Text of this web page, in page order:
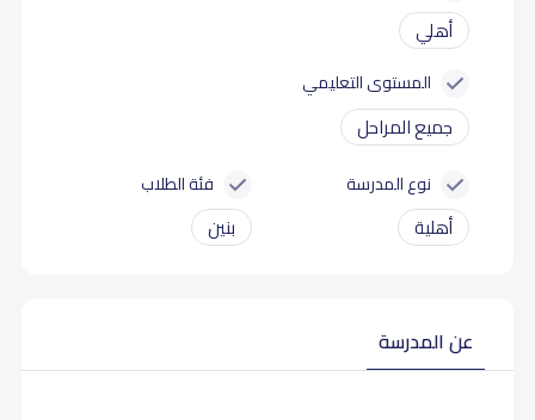
أهلي
المستوى التعليمي
جميع المراحل
نوع المدرسة
أهلية
فئة الطلاب
بنين
عن المدرسة